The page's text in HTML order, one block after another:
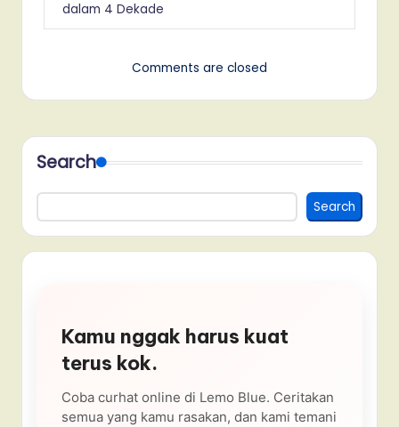
dalam 4 Dekade
Comments are closed
Search
Search
Kamu nggak harus kuat
terus kok.
Coba curhat online di Lemo Blue. Ceritakan
semua yang kamu rasakan, dan kami temani